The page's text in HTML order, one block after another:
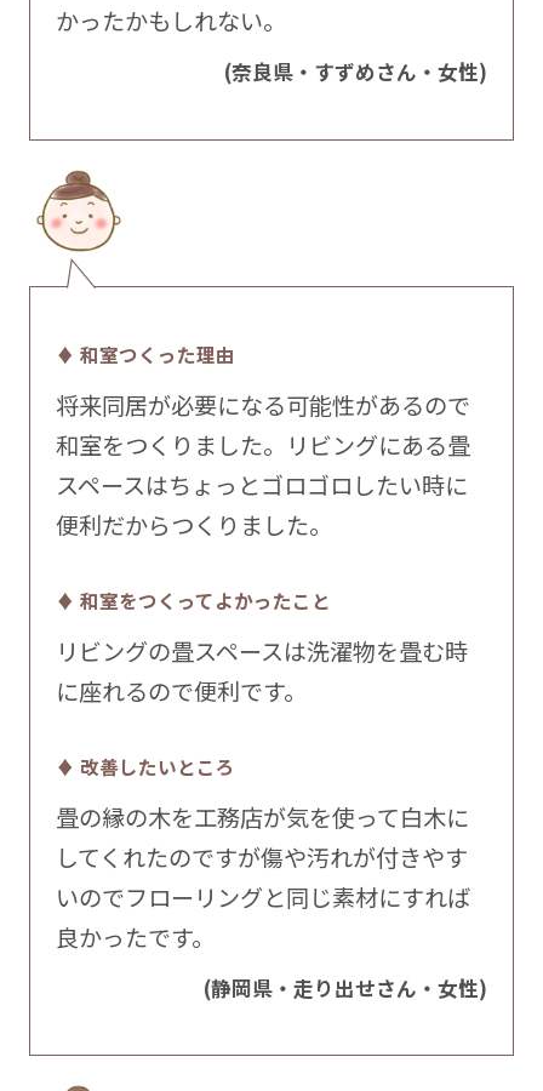
かったかもしれない。
(奈良県・すずめさん・女性)
♦ 和室つくった理由
将来同居が必要になる可能性があるので
和室をつくりました。リビングにある畳
スペースはちょっとゴロゴロしたい時に
便利だからつくりました。
♦ 和室をつくってよかったこと
リビングの畳スペースは洗濯物を畳む時
に座れるので便利です。
♦ 改善したいところ
畳の縁の木を工務店が気を使って白木に
してくれたのですが傷や汚れが付きやす
いのでフローリングと同じ素材にすれば
良かったです。
(静岡県・走り出せさん・女性)